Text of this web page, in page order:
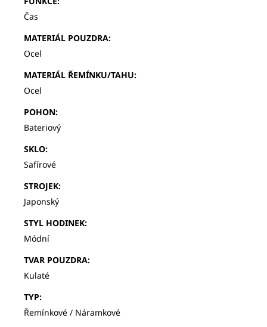
Čas
MATERIÁL POUZDRA:
Ocel
MATERIÁL ŘEMÍNKU/TAHU:
Ocel
POHON:
Bateriový
SKLO:
Safírové
STROJEK:
Japonský
STYL HODINEK:
Módní
TVAR POUZDRA:
Kulaté
TYP:
Řemínkové / Náramkové